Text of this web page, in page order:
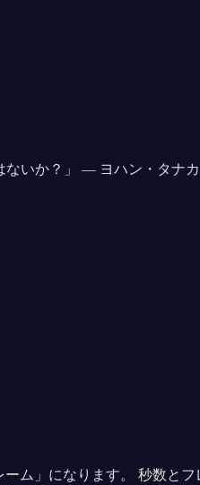
いか？ 」 — ヨハン・タナカ
ム」になります。 秒数と